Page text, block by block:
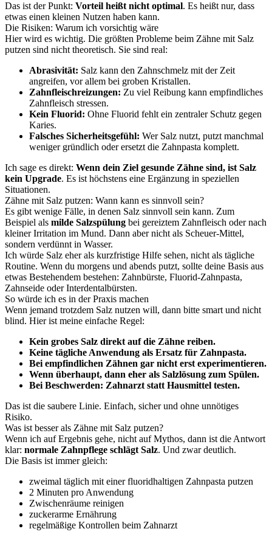
Das ist der Punkt: Vorteil heißt nicht optimal. Es heißt nur, dass
etwas einen kleinen Nutzen haben kann.
Die Risiken: Warum ich vorsichtig wäre
Hier wird es wichtig. Die größten Probleme beim Zähne mit Salz
putzen sind nicht theoretisch. Sie sind real:
Abrasivität: Salz kann den Zahnschmelz mit der Zeit
angreifen, vor allem bei groben Kristallen.
Zahnfleischreizungen: Zu viel Reibung kann empfindliches
Zahnfleisch stressen.
Kein Fluorid: Ohne Fluorid fehlt ein zentraler Schutz gegen
Karies.
Falsches Sicherheitsgefühl: Wer Salz nutzt, putzt manchmal
weniger gründlich oder ersetzt die Zahnpasta komplett.
Ich sage es direkt: Wenn dein Ziel gesunde Zähne sind, ist Salz
kein Upgrade. Es ist höchstens eine Ergänzung in speziellen
Situationen.
Zähne mit Salz putzen: Wann kann es sinnvoll sein?
Es gibt wenige Fälle, in denen Salz sinnvoll sein kann. Zum
Beispiel als milde Salzspülung bei gereiztem Zahnfleisch oder nach
kleiner Irritation im Mund. Dann aber nicht als Scheuer-Mittel,
sondern verdünnt in Wasser.
Ich würde Salz eher als kurzfristige Hilfe sehen, nicht als tägliche
Routine. Wenn du morgens und abends putzt, sollte deine Basis aus
etwas Bestehendem bestehen: Zahnbürste, Fluorid-Zahnpasta,
Zahnseide oder Interdentalbürsten.
So würde ich es in der Praxis machen
Wenn jemand trotzdem Salz nutzen will, dann bitte smart und nicht
blind. Hier ist meine einfache Regel:
Kein grobes Salz direkt auf die Zähne reiben.
Keine tägliche Anwendung als Ersatz für Zahnpasta.
Bei empfindlichen Zähnen gar nicht erst experimentieren.
Wenn überhaupt, dann eher als Salzlösung zum Spülen.
Bei Beschwerden: Zahnarzt statt Hausmittel testen.
Das ist die saubere Linie. Einfach, sicher und ohne unnötiges
Risiko.
Was ist besser als Zähne mit Salz putzen?
Wenn ich auf Ergebnis gehe, nicht auf Mythos, dann ist die Antwort
klar: normale Zahnpflege schlägt Salz. Und zwar deutlich.
Die Basis ist immer gleich:
zweimal täglich mit einer fluoridhaltigen Zahnpasta putzen
2 Minuten pro Anwendung
Zwischenräume reinigen
zuckerarme Ernährung
regelmäßige Kontrollen beim Zahnarzt